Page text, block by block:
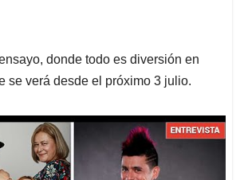
donde todo es diversión en
se verá desde el próximo 3 julio.